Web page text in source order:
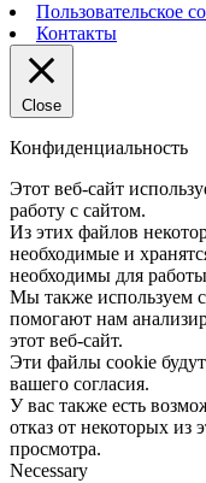
Пользовательское
Контакты
Close
Конфиденциальность
Этот веб-сайт
работу с сайтом.
Из этих файлов
необходимые и
необходимы для
Мы также используем
помогают нам
этот веб-сайт.
Эти файлы cookie будут
вашего согласия.
У вас также есть
отказ от некоторых из
просмотра.
Necessary